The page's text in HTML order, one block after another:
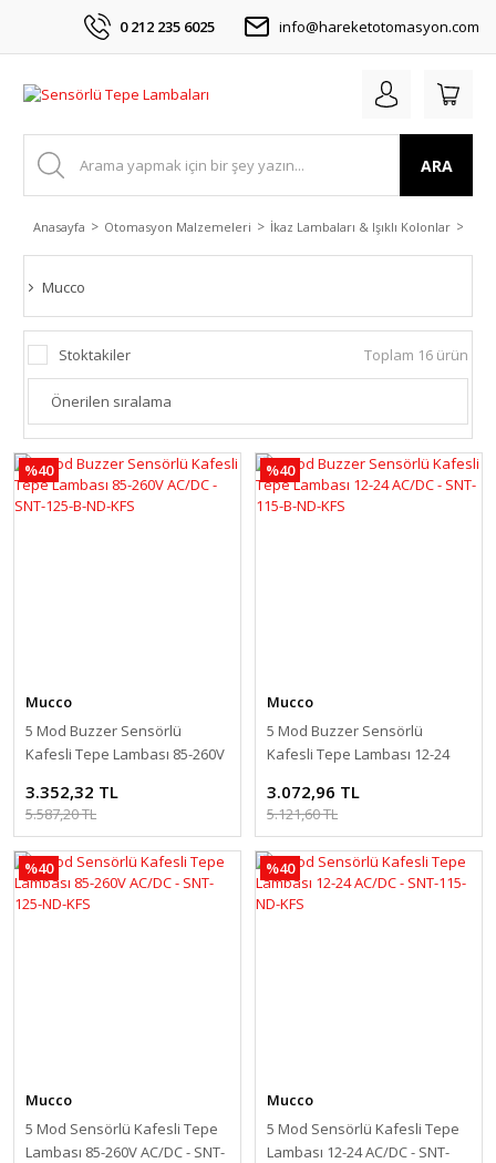
0 212 235 6025 info@hareketotomasyon.com
ARA
Anasayfa Otomasyon Malzemeleri İkaz Lambaları & Işıklı Kolonlar
Mucco
Stoktakiler Toplam 16 ürün
%40
Mucco
5 Mod Buzzer Sensörlü
Kafesli Tepe Lambası 85-260V
3.352,32 TL
5.587,20 TL
%40
Mucco
5 Mod Buzzer Sensörlü
Kafesli Tepe Lambası 12-24
3.072,96 TL
5.121,60 TL
%40
Mucco
5 Mod Sensörlü Kafesli Tepe
Lambası 85-260V AC/DC - SNT-
%40
Mucco
5 Mod Sensörlü Kafesli Tepe
Lambası 12-24 AC/DC - SNT-